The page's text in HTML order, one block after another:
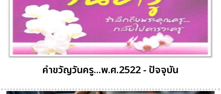
คำขวัญวันครู...พ.ศ.2522 - ปัจจุบัน